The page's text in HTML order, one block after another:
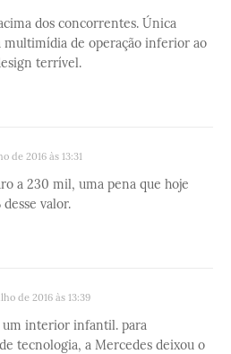
dos concorrentes. Única
multimídia de operação inferior ao
terrível.
de 2016 às 13:31
a 230 mil, uma pena que hoje
valor.
de 2016 às 13:39
um interior infantil. para
tecnologia, a Mercedes deixou o